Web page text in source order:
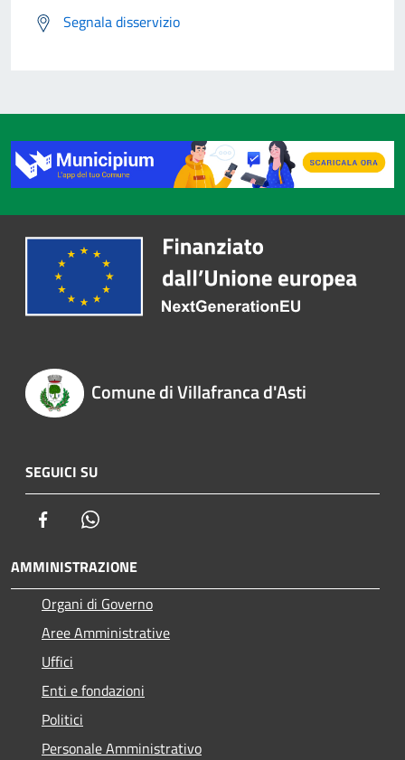
Segnala disservizio
Comune di Villafranca d'Asti
SEGUICI SU
Facebook
AMMINISTRAZIONE
Organi di Governo
Aree Amministrative
Uffici
Enti e fondazioni
Politici
Personale Amministrativo